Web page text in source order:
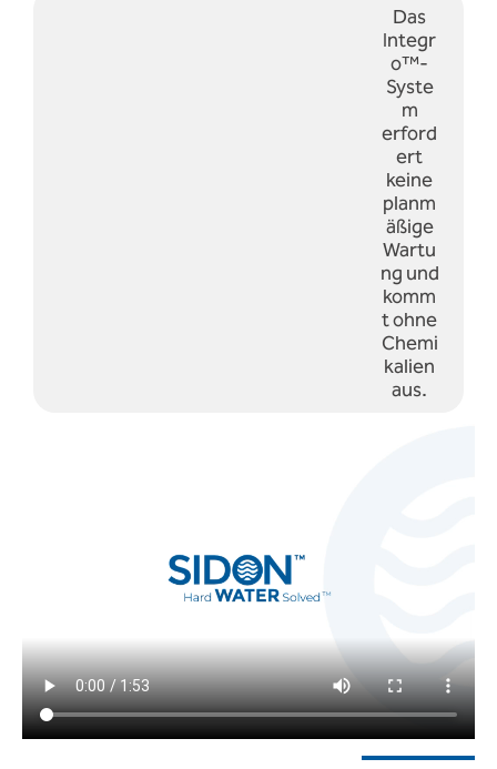
Das
Integr
o™-
Syste
m
erford
ert
keine
planm
äßige
Wartu
ng und
komm
t ohne
Chemi
kalien
aus.